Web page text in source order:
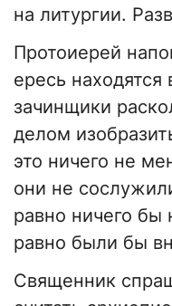
на литургии.
Протоиерей
ересь
зачинщики
делом
это ничего не
они не
равно ничего бы
равно были бы
Священник